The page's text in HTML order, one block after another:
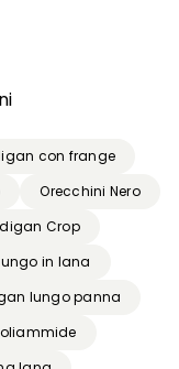
con frange
Orecchini Nero
Crop
in lana
lungo panna